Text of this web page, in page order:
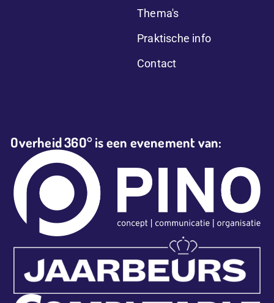
Overheid 36O° is een evenement van:
Thema's
Praktische info
Contact